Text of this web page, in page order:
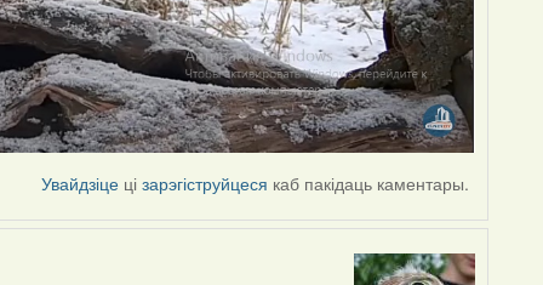
Увайдзіце цізарэгіструйцеся каб пакідаць каментары.